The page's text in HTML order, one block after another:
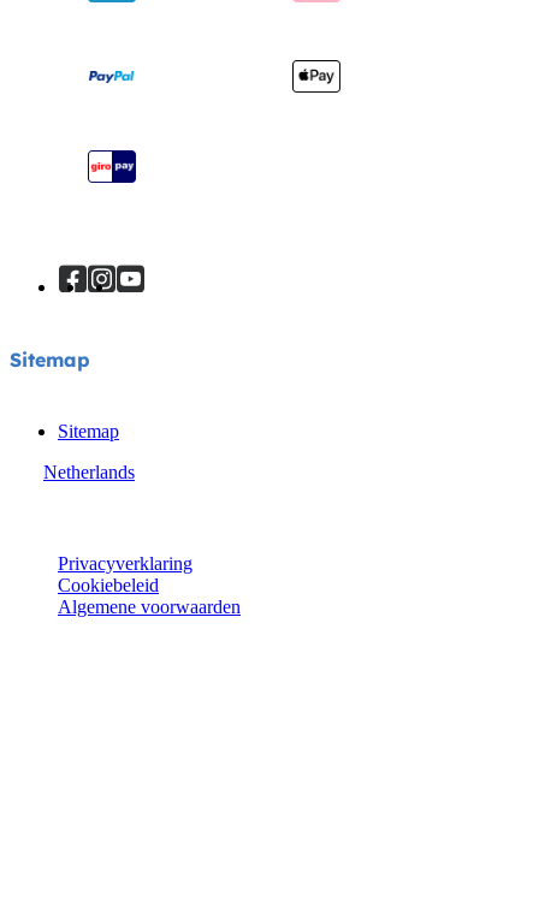
Garantie
Sitemap
Je product registreren
Sitemap
Sitemap
Netherlands
Privacyverklaring
Cookiebeleid
Algemene voorwaarden